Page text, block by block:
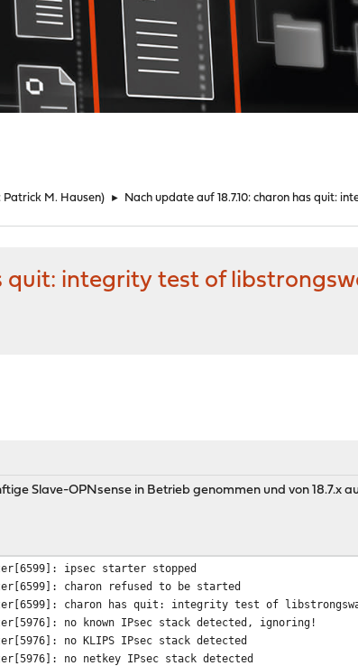
Patrick M. Hausen) ► Nach update auf 18.7.10: charon has quit:
quit: integrity test of
Slave-OPNsense in Betrieb genommen und von 18.7.x
ipsec starter stopped
charon refused to be started
charon has quit: integrity test of
no known IPsec stack detected, ignoring!
no KLIPS IPsec stack detected
no netkey IPsec stack detected